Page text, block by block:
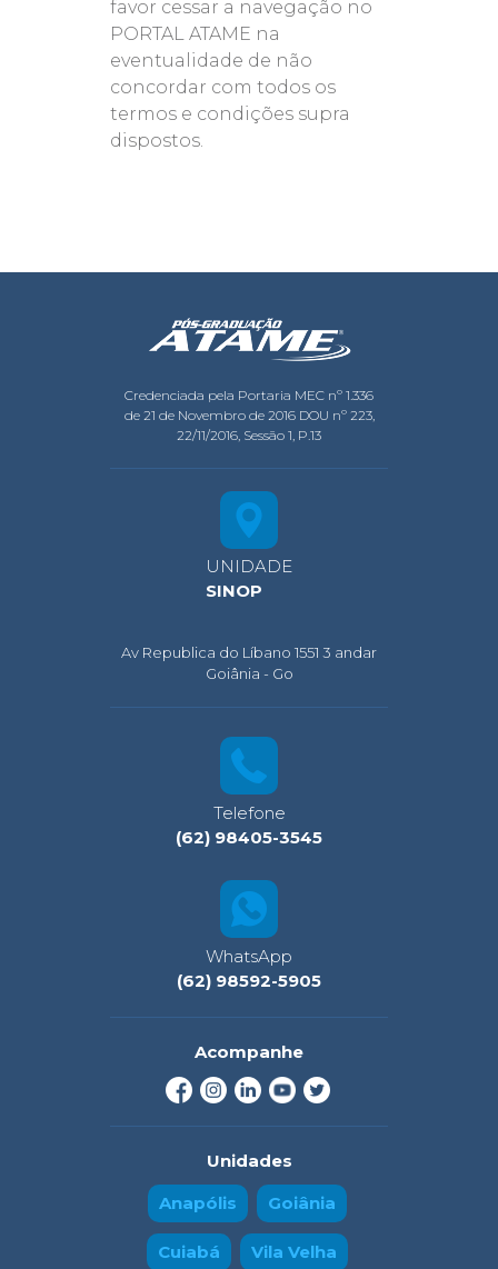
favor cessar a navegação no
PORTAL ATAME na
eventualidade de não
concordar com todos os
termos e condições supra
dispostos.
Credenciada pela Portaria MEC nº 1.336
de 21 de Novembro de 2016 DOU nº 223,
22/11/2016, Sessão 1, P.13
UNIDADE
SINOP
Av Republica do Líbano 1551 3 andar
Goiânia - Go
Telefone
(62) 98405-3545
WhatsApp
(62) 98592-5905
Acompanhe
Unidades
Anapólis
Goiânia
Cuiabá Vila Velha